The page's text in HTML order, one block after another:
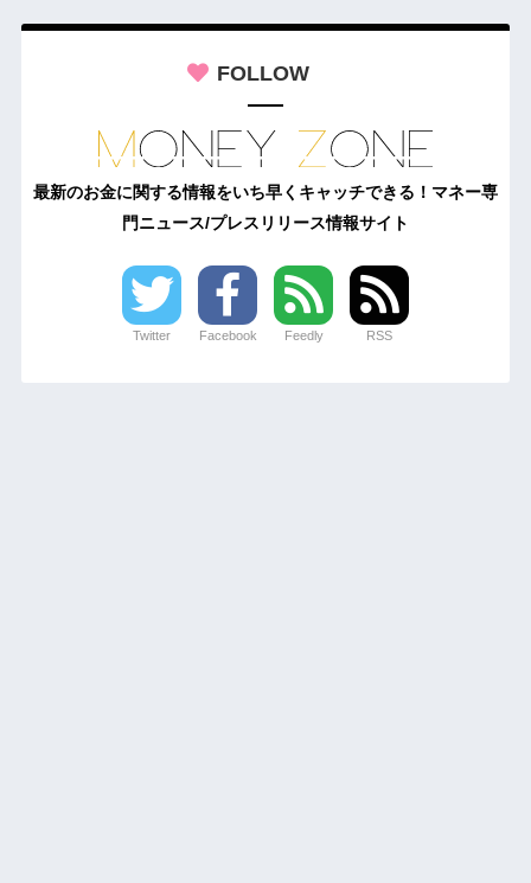
FOLLOW
最新のお金に関する情報をいち早くキャッチできる！マネー専
門ニュース/プレスリリース情報サイト
Twitter Facebook Feedly RSS